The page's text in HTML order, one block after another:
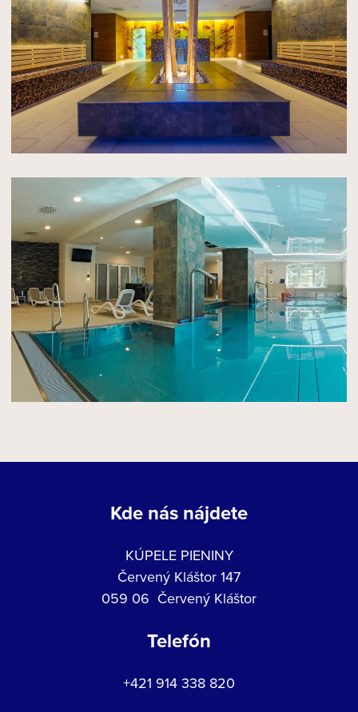
Kde nás nájdete
KÚPELE PIENINY
Červený Kláštor 147
059 06 Červený Kláštor
Telefón
+421 914 338 820